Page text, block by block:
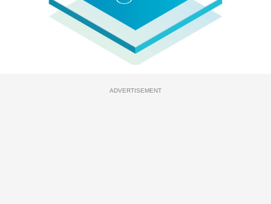
ADVERTISEMENT